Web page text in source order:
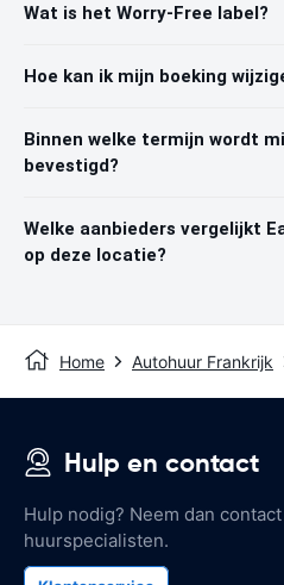
Wat is het Worry-Free label?
Hoe kan ik mijn boeking
Binnen welke termijn wordt
bevestigd?
Welke aanbieders vergelijkt
op deze locatie?
Home Autohuur Frankrijk
Hulp en contact
Hulp nodig? Neem dan
huurspecialisten.